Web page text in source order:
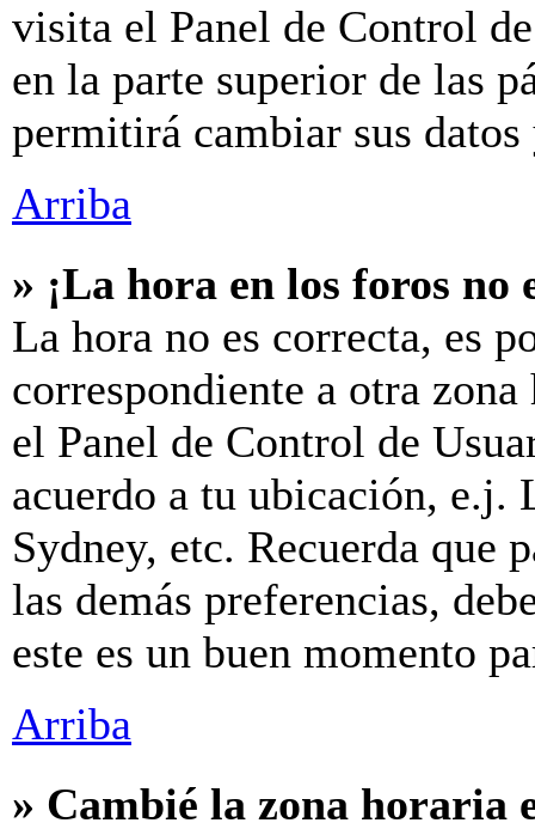
visita el Panel de Control
en la parte superior de las
permitirá cambiar sus
Arriba
» ¡La hora en los foros no
La hora no es correcta, es
correspondiente a otra
el Panel de Control de
acuerdo a tu ubicación, e.j.
Sydney, etc. Recuerda que
las demás preferencias,
este es un buen momento
Arriba
» Cambié la zona horaria